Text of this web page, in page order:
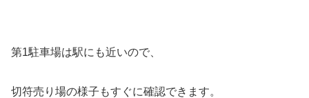
第1駐車場は駅にも近いので、
切符売り場の様子もすぐに確認できます。